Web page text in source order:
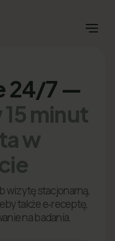
24/7 —
minut
w
wizytę stacjonarną,
także e‑receptę,
na badania.